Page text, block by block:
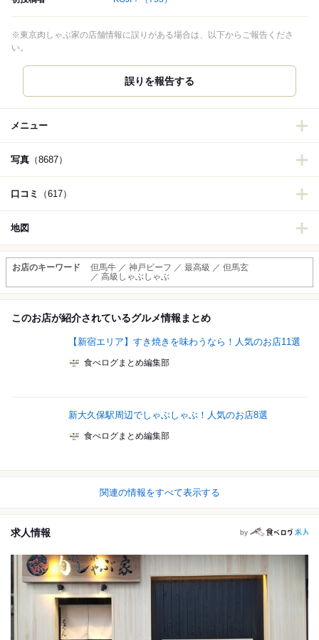
※東京肉しゃぶ家の店舗情報に誤りがある場合は、以下からご報告くださ
い。
誤りを報告する
メニュー
写真 （8687）
口コミ （617）
地図
お店のキーワード
但馬牛 ／ 神戸ビーフ ／ 最高級 ／ 但馬玄
／ 高級しゃぶしゃぶ
このお店が紹介されているグルメ情報まとめ
【新宿エリア】すき焼きを味わうなら！人気のお店11選
食べログまとめ編集部
新大久保駅周辺でしゃぶしゃぶ！人気のお店8選
食べログまとめ編集部
関連の情報をすべて表示する
求人情報 by